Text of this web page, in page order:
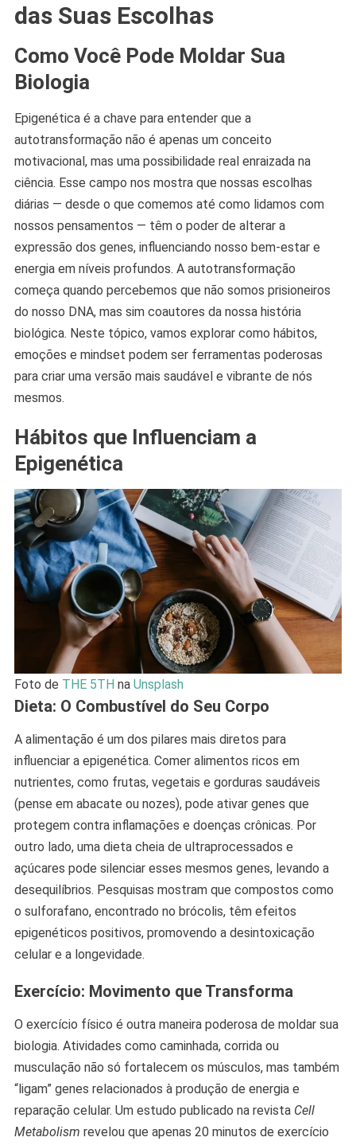
das Suas Escolhas
Como Você Pode Moldar Sua
Biologia
Epigenética é a chave para entender que a
autotransformação não é apenas um conceito
motivacional, mas uma possibilidade real enraizada na
ciência. Esse campo nos mostra que nossas escolhas
diárias — desde o que comemos até como lidamos com
nossos pensamentos — têm o poder de alterar a
expressão dos genes, influenciando nosso bem-estar e
energia em níveis profundos. A autotransformação
começa quando percebemos que não somos prisioneiros
do nosso DNA, mas sim coautores da nossa história
biológica. Neste tópico, vamos explorar como hábitos,
emoções e mindset podem ser ferramentas poderosas
para criar uma versão mais saudável e vibrante de nós
mesmos.
Hábitos que Influenciam a
Epigenética
Foto de THE 5TH na Unsplash
Dieta: O Combustível do Seu Corpo
A alimentação é um dos pilares mais diretos para
influenciar a epigenética. Comer alimentos ricos em
nutrientes, como frutas, vegetais e gorduras saudáveis
(pense em abacate ou nozes), pode ativar genes que
protegem contra inflamações e doenças crônicas. Por
outro lado, uma dieta cheia de ultraprocessados e
açúcares pode silenciar esses mesmos genes, levando a
desequilíbrios. Pesquisas mostram que compostos como
o sulforafano, encontrado no brócolis, têm efeitos
epigenéticos positivos, promovendo a desintoxicação
celular e a longevidade.
Exercício: Movimento que Transforma
O exercício físico é outra maneira poderosa de moldar sua
biologia. Atividades como caminhada, corrida ou
musculação não só fortalecem os músculos, mas também
“ligam” genes relacionados à produção de energia e
reparação celular. Um estudo publicado na revista Cell
Metabolism revelou que apenas 20 minutos de exercício